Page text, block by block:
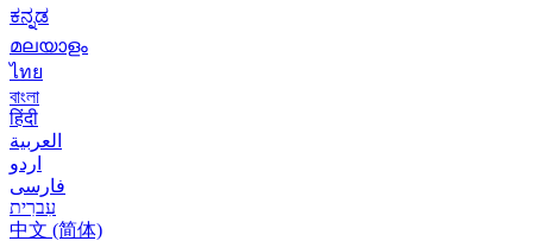
ಕನ್ನಡ
മലയാളം
ไทย
বাংলা
हिंदी
العربية
اردو
فارسی
עִברִית
中文 (简体)